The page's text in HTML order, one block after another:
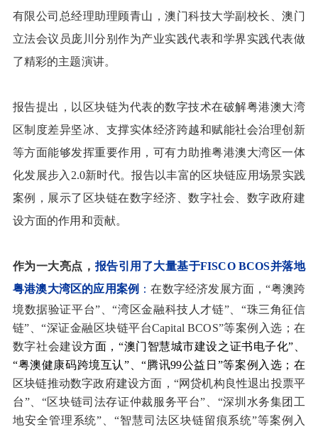
有限公司总经理助理顾青山，澳门科技大学副校长、澳门
立法会议员庞川分别作为产业实践代表和学界实践代表做
了精彩的主题演讲。
报告提出，以区块链为代表的数字技术在破解粤港澳大湾
区制度差异坚冰、支撑实体经济跨越和赋能社会治理创新
等方面能够发挥重要作用，可有力助推粤港澳大湾区一体
化发展步入2.0新时代。报告以丰富的区块链应用场景实践
案例，展示了区块链在数字经济、数字社会、数字政府建
设方面的作用和贡献。
作为一大亮点， 报告引用了大量基于FISCO BCOS并落地
粤港澳大湾区的应用案例 ：在数字经济发展方面，“粤澳跨
境数据验证平台”、“湾区金融科技人才链”、“珠三角征信
链”、“深证金融区块链平台Capital BCOS”等案例入选；在
数字社会建设方面，“澳门智慧城市建设之证书电子化”、
“粤澳健康码跨境互认”、“腾讯99公益日”等案例入选；在
区块链推动数字政府建设方面，“网贷机构良性退出投票平
台”、“区块链司法存证仲裁服务平台”、“深圳水务集团工
地安全管理系统”、“智慧司法区块链留痕系统”等案例入